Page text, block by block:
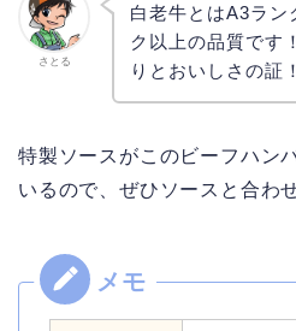
さとる
白老牛とはA3ラン
ク以上の品質です
りとおいしさの証！
特製ソースがこのビーフハン
いるので、ぜひソースと合わ